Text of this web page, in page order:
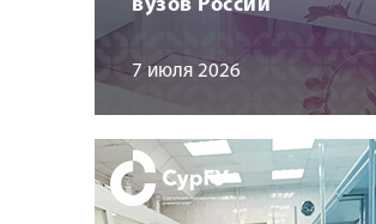
вузов России
7 июля 2026